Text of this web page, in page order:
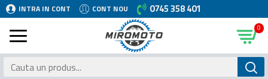
INTRA IN CONT CONT NOU 0745 358 401
0